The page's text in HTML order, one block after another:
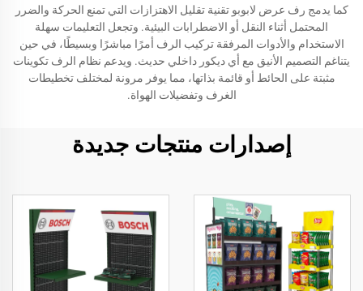
كما يدمج رف عرض لابوبو تقنية تقليل الاهتزازات التي تمنع الحركة والضرر
المحتمل أثناء النقل أو الاضطرابات البيئية. وتجعل التعليمات سهلة
الاستخدام والأدوات المرفقة تركيب الرف أمرًا مباشرًا وبسيطًا، في حين
يتناغم التصميم الأنيق مع أي ديكور داخلي حديث. ويدعم نظام الرف تكوينات
مثبتة على الحائط أو قائمة بذاتها، مما يوفر مرونة لمختلف تخطيطات
الغرف وتفضيلات الهواة.
إصدارات منتجات جديدة